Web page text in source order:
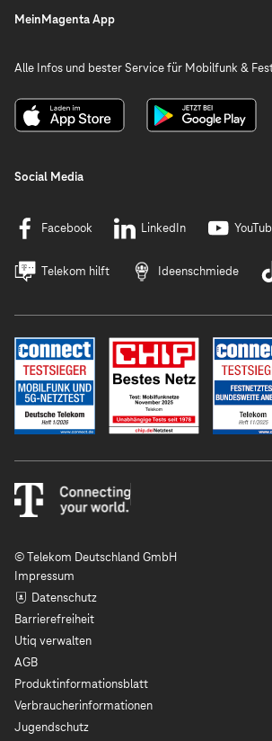
MeinMagenta App
Alle Infos und bester Service für Mobilfunk &
Social Media
Facebook LinkedIn
Telekom hilft Ideenschmiede
© Telekom Deutschland GmbH
Impressum
Datenschutz
Barrierefreiheit
Utiq verwalten
AGB
Produktinformationsblatt
Verbraucherinformationen
Jugendschutz